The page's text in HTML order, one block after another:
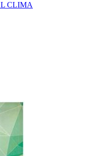
CLIMA